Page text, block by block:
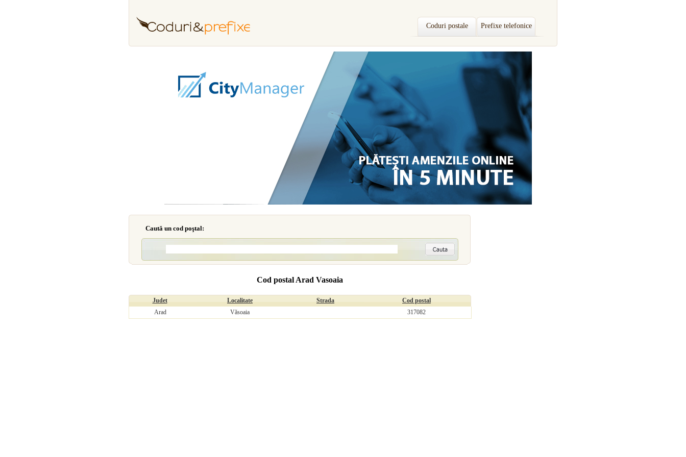
Coduri postale Prefixe telefonice
Caută un cod poştal:
Cod postal Arad Vasoaia
Judet Localitate Strada
Cod postal
Arad
Văsoaia 317082